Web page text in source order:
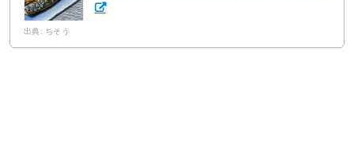
出典: ちそう